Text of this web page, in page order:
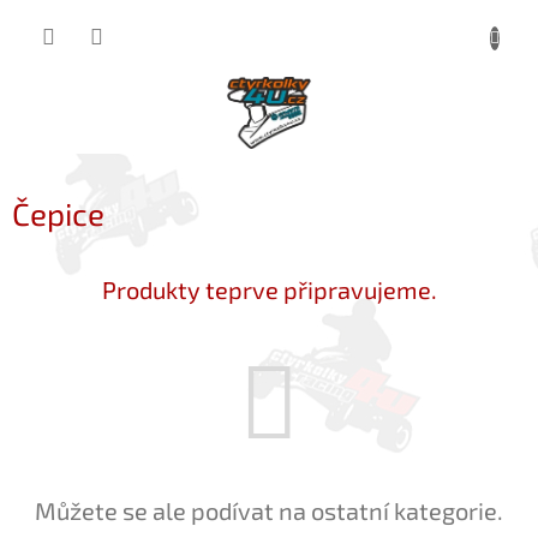
Čepice
Produkty teprve připravujeme.
Můžete se ale podívat na ostatní kategorie.